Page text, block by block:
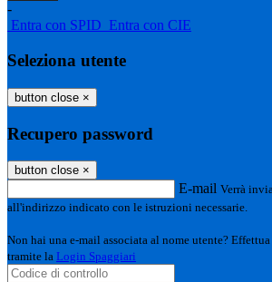
-
Entra con SPID Entra con CIE
Seleziona utente
button close ×
Recupero password
button close ×
E-mail Verrà
all'indirizzo indicato con le istruzioni necessarie.
Non hai una e-mail associata al nome utente?
tramite la Login Spaggiari